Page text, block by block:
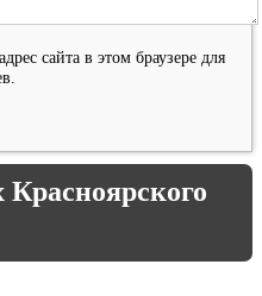
сайта в этом браузере для